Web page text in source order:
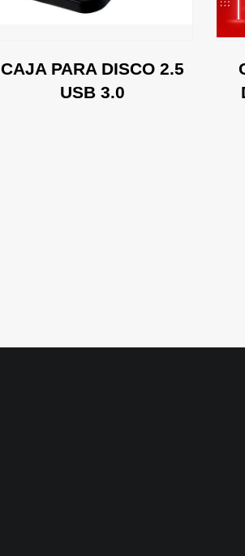
CAJA PARA DISCO 2.5
USB 3.0